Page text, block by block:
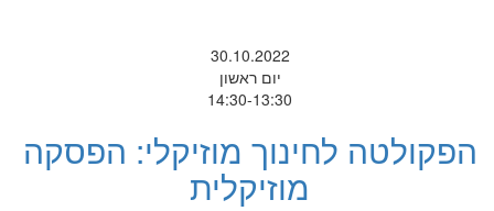
30.10.2022
יום ראשון
14:30-13:30
הפקולטה לחינוך מוזיקלי: הפסקה
מוזיקלית